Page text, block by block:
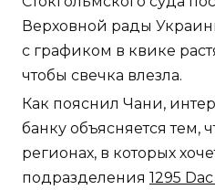
Верховной рады
с графиком в квике
чтобы свечка влезла.
Как пояснил Чани,
банку объясняется тем,
регионах, в которых
подразделения 1295